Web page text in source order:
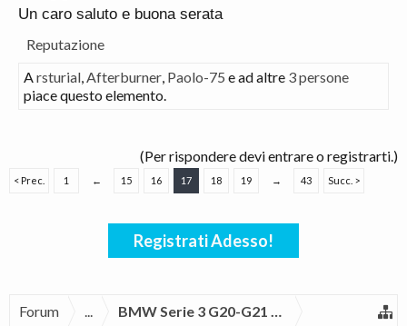
Un caro saluto e buona serata
Reputazione
Arsturial,Afterburner, Paolo-75 e ad altre 3 persone
piace questo elemento.
(Per rispondere devi entrare o registrarti.)
< Prec. 1 ← 15 16 17 18 19 → 43 Succ. >
Registrati Adesso!
Forum ... BMW Serie 3 G20-G21 2019